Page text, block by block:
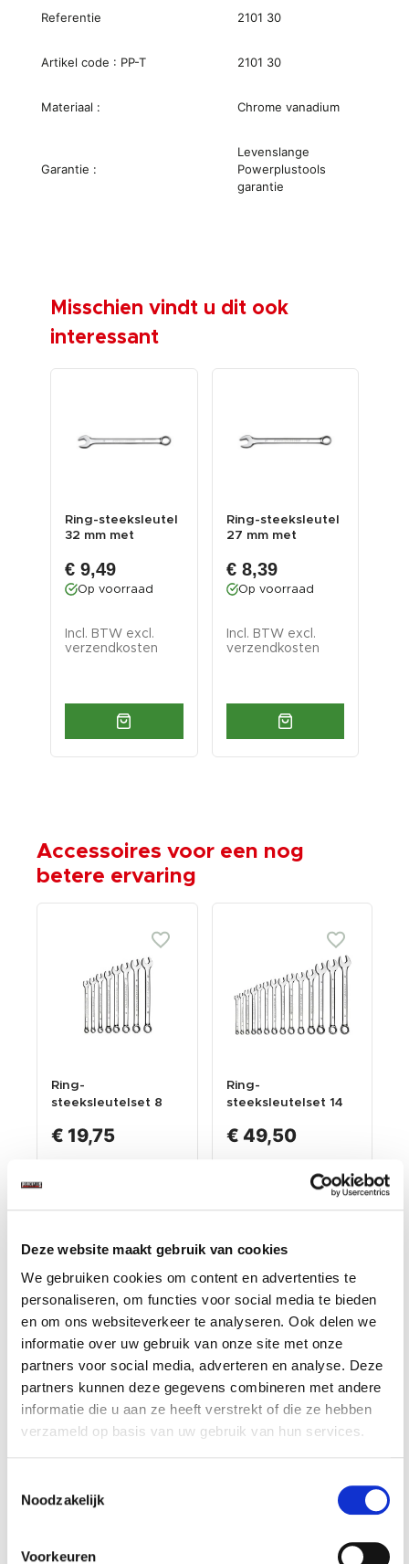
Deze website maakt gebruik van cookies
We gebruiken cookies om content en advertenties te
personaliseren, om functies voor social media te bieden
en om ons websiteverkeer te analyseren. Ook delen we
informatie over uw gebruik van onze site met onze
partners voor social media, adverteren en analyse. Deze
partners kunnen deze gegevens combineren met andere
informatie die u aan ze heeft verstrekt of die ze hebben
verzameld op basis van uw gebruik van hun services.
Noodzakelijk
Voorkeuren
Referentie 2101 30
Artikel code : PP-T 2101 30
Materiaal : Chrome vanadium
Garantie :
Levenslange
Powerplustools
garantie
Misschien vindt u dit ook
interessant
Ring-steeksleutel
32 mm met
garantie
€ 9,49
Op voorraad
Incl. BTW excl.
verzendkosten
Ring-steeksleutel
27 mm met
garantie
€ 8,39
Op voorraad
Incl. BTW excl.
verzendkosten
Accessoires voor een nog
betere ervaring
Ring-
steeksleutelset 8
levenslange
€ 19,75
Incl. BTW / Excl.
Ring-
steeksleutelset 14
levenslange
€ 49,50
Incl. BTW / Excl.
Ring-
Set inleg lamellen /